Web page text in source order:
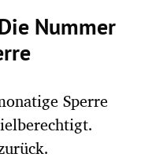
Nummer
Sperre